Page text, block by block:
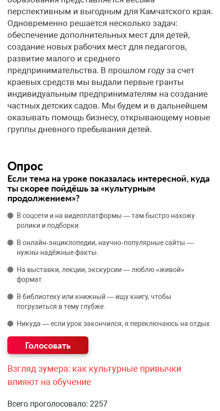
Опрос
Если тема на уроке показалась интересной, куда
ты скорее пойдёшь за «культурным
продолжением»?
В соцсети и на видеоплатформы — там быстро нахожу
ролики и подборки.
В онлайн‑энциклопедии, научно‑популярные сайты —
нужны надёжные факты.
На выставки, лекции, экскурсии — люблю «живой»
формат.
В библиотеку или книжный — ищу книгу, чтобы
погрузиться в тему глубже.
Никуда — если урок закончился, я переключаюсь на отдых.
Взгляд зумера: как культурные привычки
влияют на обучение
Всего проголосовало: 2257